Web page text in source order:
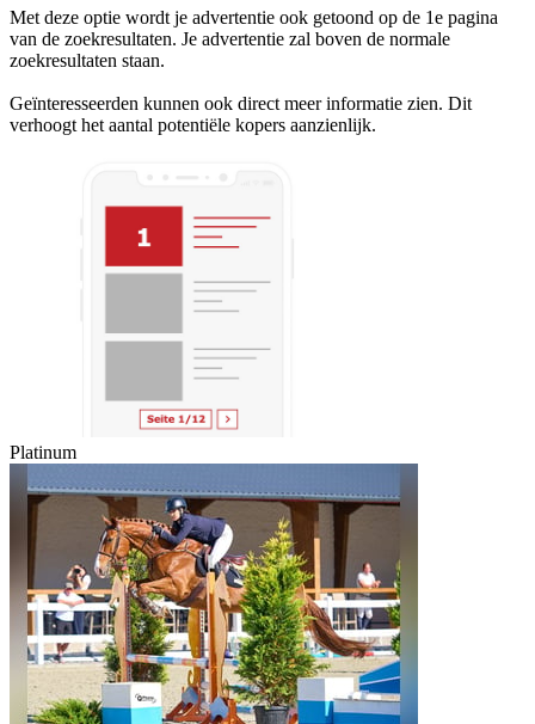
Met deze optie wordt je advertentie ook getoond op de 1e pagina
van de zoekresultaten. Je advertentie zal boven de normale
zoekresultaten staan.
Geïnteresseerden kunnen ook direct meer informatie zien. Dit
verhoogt het aantal potentiële kopers aanzienlijk.
Platinum